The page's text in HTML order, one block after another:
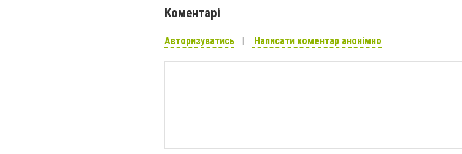
Коментарі
Авторизуватись Написати коментар анонімно